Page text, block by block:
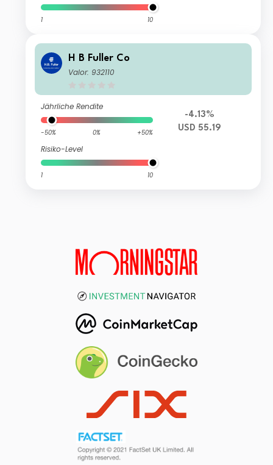
1 10
H B Fuller Co
Valor: 932110
Jährliche Rendite
-50% 0% +50%
Risiko-Level
1 10
-4.13%
USD 55.19